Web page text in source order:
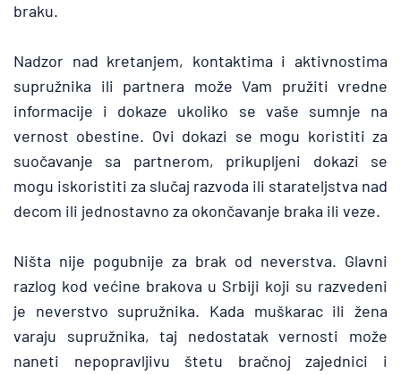
braku.
Nadzor nad kretanjem, kontaktima i aktivnostima
supružnika ili partnera može Vam pružiti vredne
informacije i dokaze ukoliko se vaše sumnje na
vernost obestine. Ovi dokazi se mogu koristiti za
suočavanje sa partnerom, prikupljeni dokazi se
mogu iskoristiti za slučaj razvoda ili starateljstva nad
decom ili jednostavno za okončavanje braka ili veze.
Ništa nije pogubnije za brak od neverstva. Glavni
razlog kod većine brakova u Srbiji koji su razvedeni
je neverstvo supružnika. Kada muškarac ili žena
varaju supružnika, taj nedostatak vernosti može
naneti nepopravljivu štetu bračnoj zajednici i